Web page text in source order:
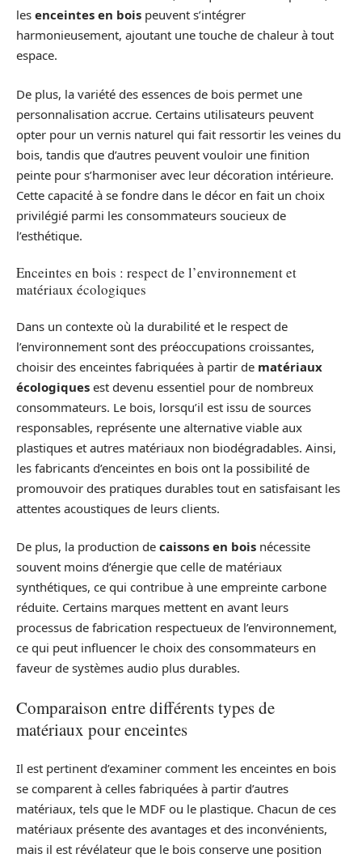
les enceintes en bois peuvent s’intégrer
harmonieusement, ajoutant une touche de chaleur à tout
espace.
De plus, la variété des essences de bois permet une
personnalisation accrue. Certains utilisateurs peuvent
opter pour un vernis naturel qui fait ressortir les veines du
bois, tandis que d’autres peuvent vouloir une finition
peinte pour s’harmoniser avec leur décoration intérieure.
Cette capacité à se fondre dans le décor en fait un choix
privilégié parmi les consommateurs soucieux de
l’esthétique.
Enceintes en bois : respect de l’environnement et
matériaux écologiques
Dans un contexte où la durabilité et le respect de
l’environnement sont des préoccupations croissantes,
choisir des enceintes fabriquées à partir de matériaux
écologiques est devenu essentiel pour de nombreux
consommateurs. Le bois, lorsqu’il est issu de sources
responsables, représente une alternative viable aux
plastiques et autres matériaux non biodégradables. Ainsi,
les fabricants d’enceintes en bois ont la possibilité de
promouvoir des pratiques durables tout en satisfaisant les
attentes acoustiques de leurs clients.
De plus, la production de caissons en bois nécessite
souvent moins d’énergie que celle de matériaux
synthétiques, ce qui contribue à une empreinte carbone
réduite. Certains marques mettent en avant leurs
processus de fabrication respectueux de l’environnement,
ce qui peut influencer le choix des consommateurs en
faveur de systèmes audio plus durables.
Comparaison entre différents types de
matériaux pour enceintes
Il est pertinent d’examiner comment les enceintes en bois
se comparent à celles fabriquées à partir d’autres
matériaux, tels que le MDF ou le plastique. Chacun de ces
matériaux présente des avantages et des inconvénients,
mais il est révélateur que le bois conserve une position